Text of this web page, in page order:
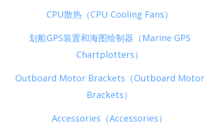
CPU散热（CPU Cooling Fans）
划船GPS装置和海图绘制器（Marine GPS
Chartplotters）
Outboard Motor Brackets（Outboard Motor
Brackets）
Accessories（Accessories）